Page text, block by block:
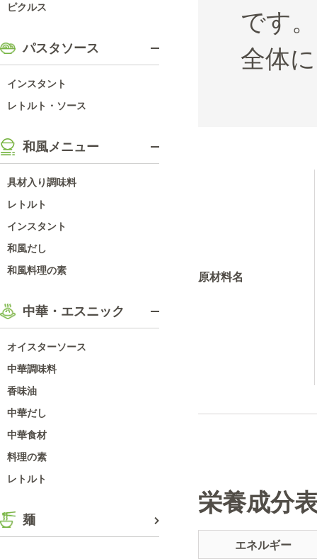
ピクルス
パスタソース
インスタント
レトルト・ソース
和風メニュー
具材入り調味料
レトルト
インスタント
和風だし
和風料理の素
中華・エスニック
オイスターソース
中華調味料
香味油
中華だし
中華食材
料理の素
レトルト
麺
です
全体
原材料名
栄養成分
エネルギー